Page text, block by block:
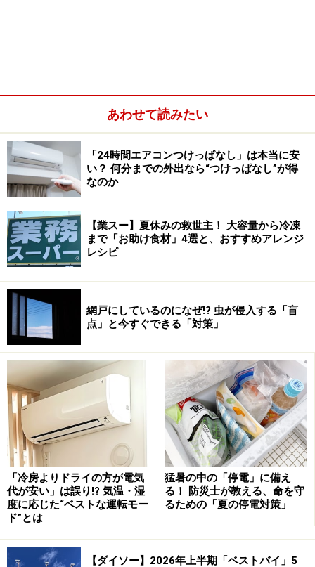
このことから分かるのは、貯蓄上手な人は
「少しの手間
でレギュラーの支出を抑えられる」ことを知っている、
ということです。
▼「冷蔵庫の中身をチラ見」して買い物リストを脳内作
成
家を出る前に冷蔵庫を確認するのは、無駄な「二重買
い」と献立が決まらないことによる「総菜・外食への逃
げ」を防ぐためです。在庫を把握することで、スーパー
で特売品に惑わされることなく、必要なものだけを最短
ルートで買う力
▼「前日のレシートや増えすぎた小銭」を財布から出す
財布を整理する行為は、現状の資産把握に直結します。
レシートを出す際、一瞬でも「昨日のこの買い物は必要
だったか？」と振り返ることで、今日一日の支出に対し
てブレーキがかかりやすくなります。 自分の財産を毎日
意識していることが、貯蓄上手へとつながっているので
す。
▼「1分間のついで掃除」で物欲をコントロール
部屋が整っていると、今あるもので満足できる「足るを
知る」精神が養われます。逆に、家が散らかっていると
あわせて読みたい
「24時間エアコンつけっぱなし」は本当に安
い？ 何分までの外出なら“つけっぱなし”が得
なのか
【業スー】夏休みの救世主！ 大容量から冷凍
まで「お助け食材」4選と、おすすめアレンジ
レシピ
網戸にしているのになぜ!? 虫が侵入する「盲
点」と今すぐできる「対策」
「冷房よりドライの方が電気
代が安い」は誤り!? 気温・湿
度に応じた“ベストな運転モー
ド”とは
猛暑の中の「停電」に備え
る！ 防災士が教える、命を守
るための「夏の停電対策」
【ダイソー】2026年上半期「ベストバイ」5